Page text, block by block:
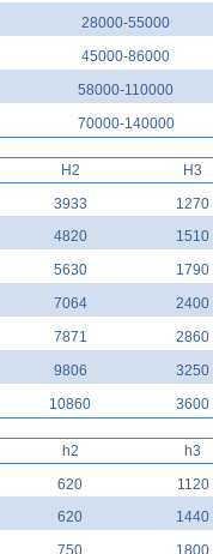
28000-55000
45000-86000
58000-110000
70000-140000
H2
H3
3933
1270
4820
1510
5630
1790
7064
2400
7871
2860
9806
3250
10860 3600
h2
h3
620
1120
620
1440
750 1800